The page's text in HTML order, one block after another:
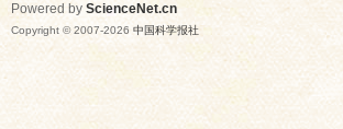
Powered by ScienceNet.cn
Copyright © 2007-2026 中国科学报社